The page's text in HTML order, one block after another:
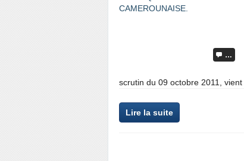
…
scrutin du 09 octobre 2011, vient
Lire la suite